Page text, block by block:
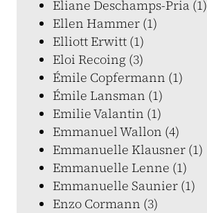
Eliane Deschamps-Pria (1)
Ellen Hammer (1)
Elliott Erwitt (1)
Eloi Recoing (3)
Émile Copfermann (1)
Émile Lansman (1)
Emilie Valantin (1)
Emmanuel Wallon (4)
Emmanuelle Klausner (1)
Emmanuelle Lenne (1)
Emmanuelle Saunier (1)
Enzo Cormann (3)